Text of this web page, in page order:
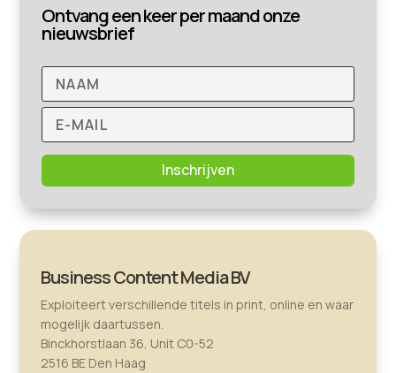
Ontvang een keer per maand onze
nieuwsbrief
Inschrijven
Business Content Media BV
Exploiteert verschillende titels in print, online en waar
mogelijk daartussen.
Binckhorstlaan 36, Unit C0-52
2516 BE Den Haag